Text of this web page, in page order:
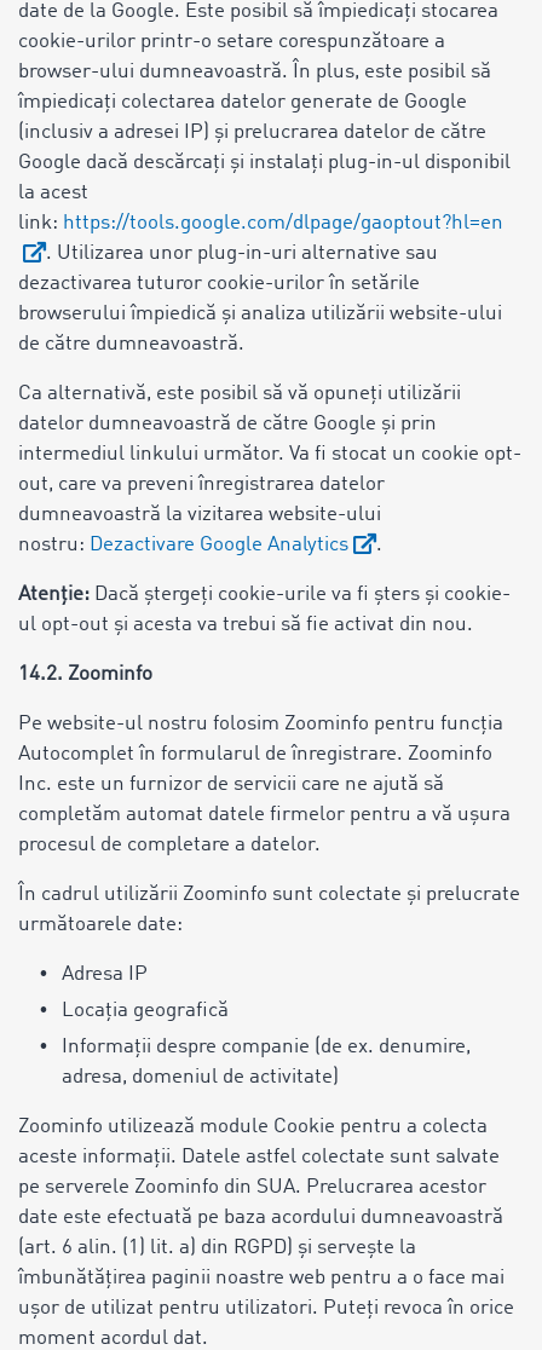
date de la Google. Este posibil să împiedicați stocarea
cookie-urilor printr-o setare corespunzătoare a
browser-ului dumneavoastră. În plus, este posibil să
împiedicați colectarea datelor generate de Google
(inclusiv a adresei IP) și prelucrarea datelor de către
Google dacă descărcați și instalați plug-in-ul disponibil
la acest
link: https://tools.google.com/dlpage/gaoptout?hl=en
. Utilizarea unor plug-in-uri alternative sau
dezactivarea tuturor cookie-urilor în setările
browserului împiedică și analiza utilizării website-ului
de către dumneavoastră.
Ca alternativă, este posibil să vă opuneți utilizării
datelor dumneavoastră de către Google și prin
intermediul linkului următor. Va fi stocat un cookie opt-
out, care va preveni înregistrarea datelor
dumneavoastră la vizitarea website-ului
nostru: Dezactivare Google Analytics .
Atenție: Dacă ștergeți cookie-urile va fi șters și cookie-
ul opt-out și acesta va trebui să fie activat din nou.
14.2. Zoominfo
Pe website-ul nostru folosim Zoominfo pentru funcția
Autocomplet în formularul de înregistrare. Zoominfo
Inc. este un furnizor de servicii care ne ajută să
completăm automat datele firmelor pentru a vă ușura
procesul de completare a datelor.
În cadrul utilizării Zoominfo sunt colectate și prelucrate
următoarele date:
Adresa IP
Locația geografică
Informații despre companie (de ex. denumire,
adresa, domeniul de activitate)
Zoominfo utilizează module Cookie pentru a colecta
aceste informații. Datele astfel colectate sunt salvate
pe serverele Zoominfo din SUA. Prelucrarea acestor
date este efectuată pe baza acordului dumneavoastră
(art. 6 alin. (1) lit. a) din RGPD) și servește la
îmbunătățirea paginii noastre web pentru a o face mai
ușor de utilizat pentru utilizatori. Puteți revoca în orice
moment acordul dat.